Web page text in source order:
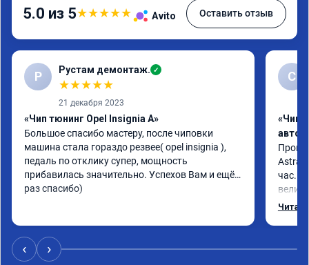
5.0 из 5★★★★★ Avito Оставить отзыв
Р Рустам демонтаж. ✓
★★★★★
21 декабря 2023
«Чип тюнинг Opel Insignia A»
Большое спасибо мастеру, после чиповки
машина стала гораздо резвее( opel insignia ),
педаль по отклику супер, мощность
прибавилась значительно. Успехов Вам и ещё
раз спасибо)
С
«Чип
Astra
час.
‹ ›